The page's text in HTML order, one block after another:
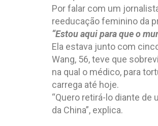
Por falar com um
reeducação feminino da
“Estou aqui para que o
Ela estava junto com
Wang, 56, teve que
na qual o médico, para
carrega até hoje.
“Quero retirá-lo diante
da China”, explica.